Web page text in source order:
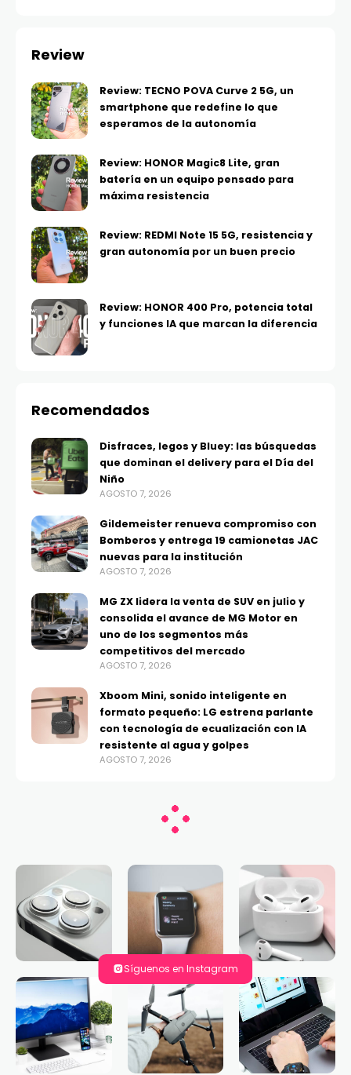
Review
Review: TECNO POVA Curve 2 5G, un
smartphone que redefine lo que
esperamos de la autonomía
Review: HONOR Magic8 Lite, gran
batería en un equipo pensado para
máxima resistencia
Review: REDMI Note 15 5G, resistencia y
gran autonomía por un buen precio
Review: HONOR 400 Pro, potencia total
y funciones IA que marcan la diferencia
Recomendados
Disfraces, legos y Bluey: las búsquedas
que dominan el delivery para el Día del
Niño
AGOSTO 7, 2026
Gildemeister renueva compromiso con
Bomberos y entrega 19 camionetas JAC
nuevas para la institución
AGOSTO 7, 2026
MG ZX lidera la venta de SUV en julio y
consolida el avance de MG Motor en
uno de los segmentos más
competitivos del mercado
AGOSTO 7, 2026
Xboom Mini, sonido inteligente en
formato pequeño: LG estrena parlante
con tecnología de ecualización con IA
resistente al agua y golpes
AGOSTO 7, 2026
Síguenos en Instagram